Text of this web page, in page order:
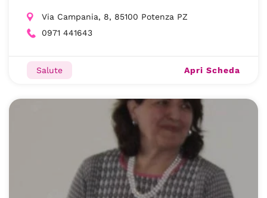
Via Campania, 8, 85100 Potenza PZ
0971 441643
Salute Apri Scheda